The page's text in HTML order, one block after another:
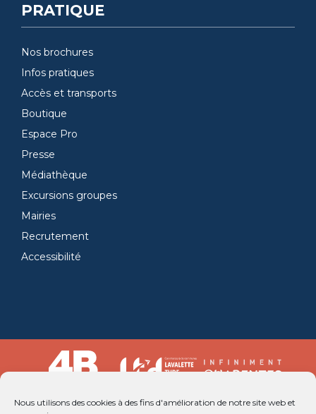
Nous utilisons des cookies à des fins d'amélioration de notre site web et
PRATIQUE
Nos brochures
Infos pratiques
Accès et transports
Boutique
Espace Pro
Presse
Médiathèque
Excursions groupes
Mairies
Recrutement
Accessibilité